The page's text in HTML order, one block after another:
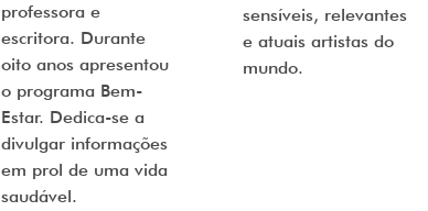
professora e
escritora. Durante
oito anos apresentou
o programa Bem-
Estar. Dedica-se a
divulgar informações
em prol de uma vida
saudável.
sensíveis, relevantes
e atuais artistas do
mundo.